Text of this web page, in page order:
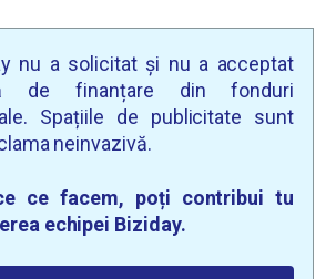
nu a solicitat și nu a acceptat
de finanțare din fonduri
Spațiile de publicitate sunt
neinvazivă.
ce facem, poți contribui tu
echipei Biziday.